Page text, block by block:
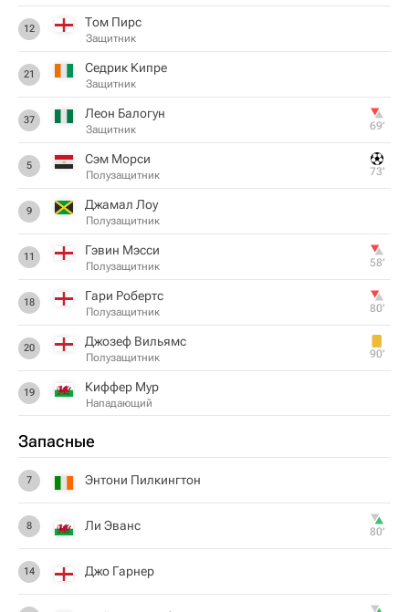
12 Том Пирс
Защитник
21 Седрик Кипре
Защитник
37 Леон Балогун
Защитник 69‎’‎
5 Сэм Морси
Полузащитник 73‎’‎
9 Джамал Лоу
Полузащитник
11 Гэвин Мэсси
Полузащитник 58‎’‎
18 Гари Робертс
Полузащитник 80‎’‎
20 Джозеф Вильямс
Полузащитник 90‎’‎
19 Киффер Мур
Нападающий
Запасные
7 Энтони Пилкингтон
8 Ли Эванс 80‎’‎
14 Джо Гарнер